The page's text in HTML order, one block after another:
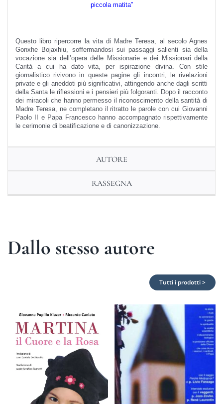
piccola matita”
Questo libro ripercorre la vita di Madre Teresa, al secolo Agnes
Gonxhe Bo­jaxhiu, soffermandosi sui passaggi salienti sia della
vocazione sia dell’opera delle Missionarie e dei Missionari della
Carità a cui ha dato vita, per ispirazione divina. Con stile
giornalistico rivivono in queste pagine gli incontri, le rivelazioni
private e gli aneddoti più significativi, attingendo anche dagli scritti
della Santa le riflessioni e i pensieri più folgoranti. Dopo il racconto
dei miracoli che hanno permesso il riconoscimento della santità di
Madre Teresa, ne completano il ritratto le parole con cui Giovanni
Paolo II e Papa Francesco hanno accompagnato rispettivamente
le cerimonie di beatificazione e di canonizzazione.
AUTORE
RASSEGNA
Dallo stesso autore
Tutti i prodotti >